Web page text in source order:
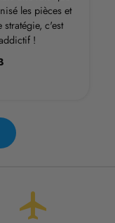
les pièces et
stratégie, c'est
!
flight